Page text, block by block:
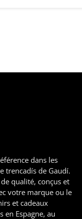
dans les
trencadís de Gaudí.
qualité, conçus et
votre marque ou le
et cadeaux
Espagne, au